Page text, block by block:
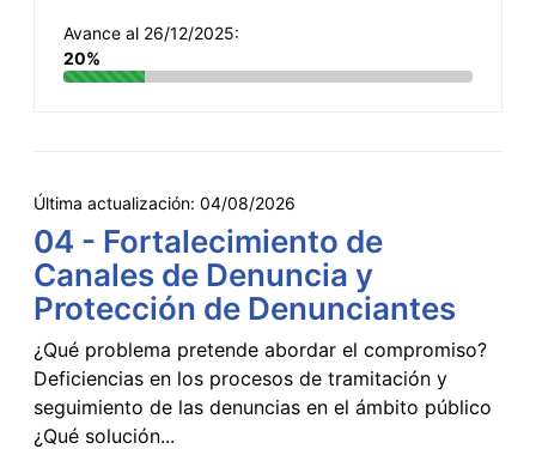
Avance al 26/12/2025:
20%
Última actualización: 04/08/2026
04 - Fortalecimiento de
Canales de Denuncia y
Protección de Denunciantes
¿Qué problema pretende abordar el compromiso?
Deficiencias en los procesos de tramitación y
seguimiento de las denuncias en el ámbito público
¿Qué solución...